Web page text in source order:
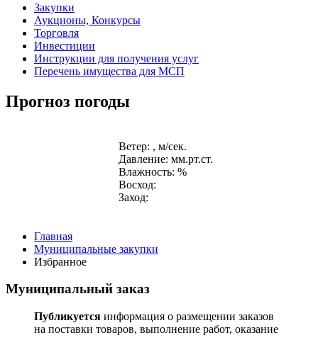
Закупки
Аукционы, Конкурсы
Торговля
Инвестиции
Инструкции для получения услуг
Перечень имущества для МСП
Прогноз погоды
Ветер: , м/сек.
Давление: мм.рт.ст.
Влажность: %
Восход:
Заход:
Главная
Муниципальные закупки
Избранное
Муниципальный заказ
Публикуется информация о размещении заказов
на поставки товаров, выполнение работ, оказание